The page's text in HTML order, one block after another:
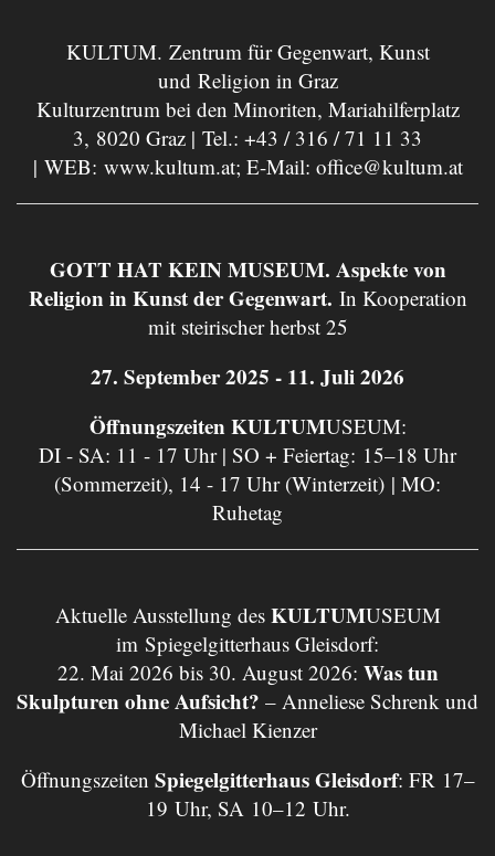
KULTUM. Zentrum für Gegenwart, Kunst
und Religion in Graz
Kulturzentrum bei den Minoriten, Mariahilferplatz
3, 8020 Graz | Tel.: +43 / 316 / 71 11 33
| WEB: www.kultum.at; E-Mail: office@kultum.at
GOTT HAT KEIN MUSEUM. Aspekte von
Religion in Kunst der Gegenwart. In Kooperation
mit steirischer herbst 25
27. September 2025 - 11. Juli 2026
Öffnungszeiten KULTUMUSEUM:
DI - SA: 11 - 17 Uhr | SO + Feiertag: 15–18 Uhr
(Sommerzeit), 14 - 17 Uhr (Winterzeit) | MO:
Ruhetag
Aktuelle Ausstellung des KULTUMUSEUM
im Spiegelgitterhaus Gleisdorf:
22. Mai 2026 bis 30. August 2026: Was tun
Skulpturen ohne Aufsicht? – Anneliese Schrenk und
Michael Kienzer
Öffnungszeiten Spiegelgitterhaus Gleisdorf: FR 17–
19 Uhr, SA 10–12 Uhr.